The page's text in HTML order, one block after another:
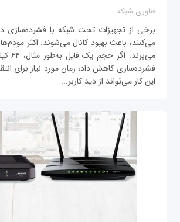
فناوری شبکه
برخی از تجهیزات تحت شبکه با فشرده‌سازی
می‌کنند، باعث بهبود کانال می‌شوند. اکثر
می‌برند.
فشرده‌سازی کاهش داد، زمان مورد نیاز برای
این کار می‌تواند از دید کاربر...